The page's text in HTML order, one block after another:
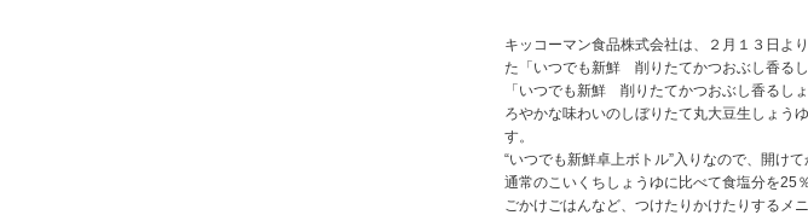
キッコーマン食品株式会社は、２月１３日よ
た「いつでも新鮮 削りたてかつおぶし香るし
「いつでも新鮮 削りたてかつおぶし香るし
ろやかな味わいのしぼりたて丸大豆生しょう
す。
“いつでも新鮮卓上ボトル”入りなので、開け
通常のこいくちしょうゆに比べて食塩分を25
ごかけごはんなど、つけたりかけたりするメ